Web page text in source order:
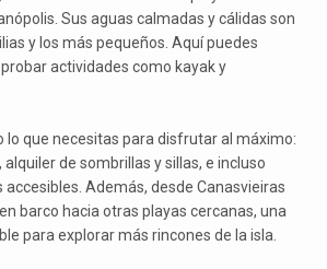
Sus aguas calmadas y cálidas son
y los más pequeños. Aquí puedes
actividades como kayak y
lo que necesitas para disfrutar al máximo:
de sombrillas y sillas, e incluso
Además, desde Canasvieiras
barco hacia otras playas cercanas, una
para explorar más rincones de la isla.